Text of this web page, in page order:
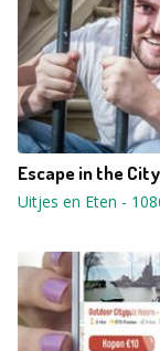
Escape in the
Uitjes en Eten -